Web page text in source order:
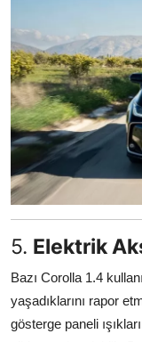
5. Elektrik
Bazı Corolla 1.4
yaşadıklarını rapor
gösterge paneli